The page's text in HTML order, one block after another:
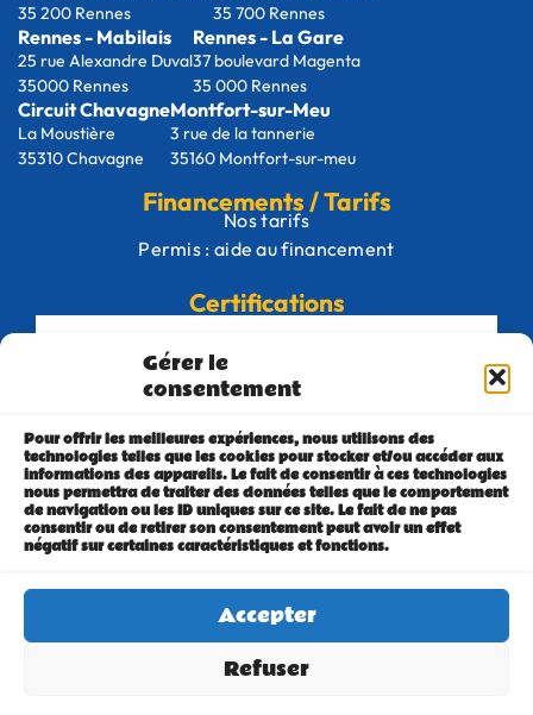
Gérer le
consentement
Pour offrir les meilleures expériences, nous utilisons des
technologies telles que les cookies pour stocker et/ou accéder aux
informations des appareils. Le fait de consentir à ces technologies
nous permettra de traiter des données telles que le comportement
de navigation ou les ID uniques sur ce site. Le fait de ne pas
consentir ou de retirer son consentement peut avoir un effet
négatif sur certaines caractéristiques et fonctions.
Accepter
Refuser
35 200 Rennes
35 700 Rennes
Rennes - Mabilais
25 rue Alexandre Duval
35000 Rennes
Rennes - La Gare
37 boulevard Magenta
35 000 Rennes
Circuit Chavagne
La Moustière
35310 Chavagne
Montfort-sur-Meu
3 rue de la tannerie
35160 Montfort-sur-meu
Financements / Tarifs
Nos tarifs
Permis : aide au financement
Certifications